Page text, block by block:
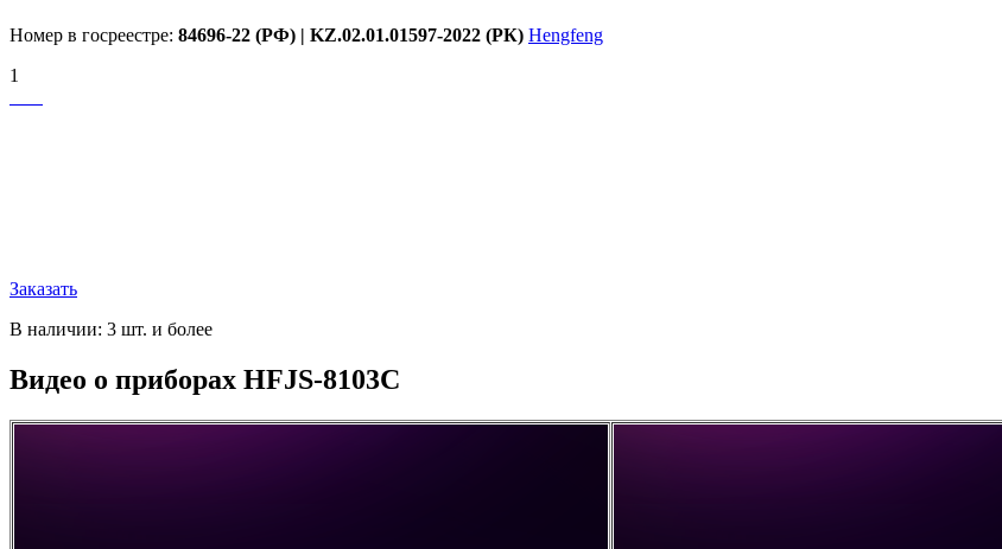
Номер в госреестре: 84696-22 (РФ) | KZ.02.01.01597-2022 (РК) Hengfeng
1
Заказать
В наличии: 3 шт. и более
Видео о приборах HFJS-8103C